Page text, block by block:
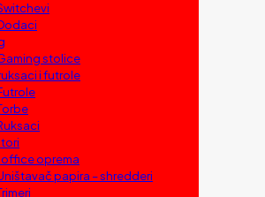
stolice
i futrole
oprema
papira – shredderi